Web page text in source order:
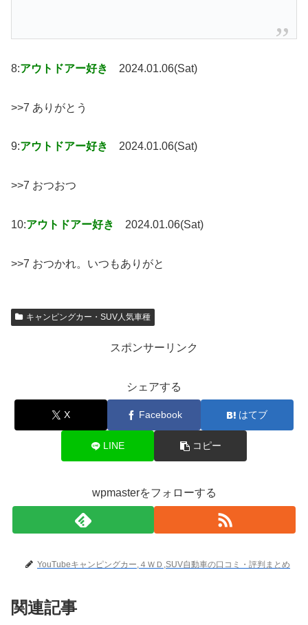
8:アウトドアー好き 2024.01.06(Sat)
>>7 ありがとう
9:アウトドアー好き 2024.01.06(Sat)
>>7 おつおつ
10:アウトドアー好き 2024.01.06(Sat)
>>7 おつかれ。いつもありがと
キャンピングカー・SUV人気車種
スポンサーリンク
シェアする
X Facebook はてブ
LINE コピー
wpmasterをフォローする
YouTubeキャンピングカー,４ＷＤ,SUV自動車の口コミ・評判まとめ
関連記事